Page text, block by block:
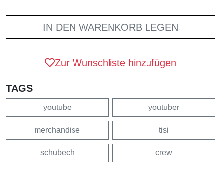
IN DEN WARENKORB LEGEN
Zur Wunschliste hinzufügen
TAGS
youtube youtuber
merchandise tisi
schubech crew